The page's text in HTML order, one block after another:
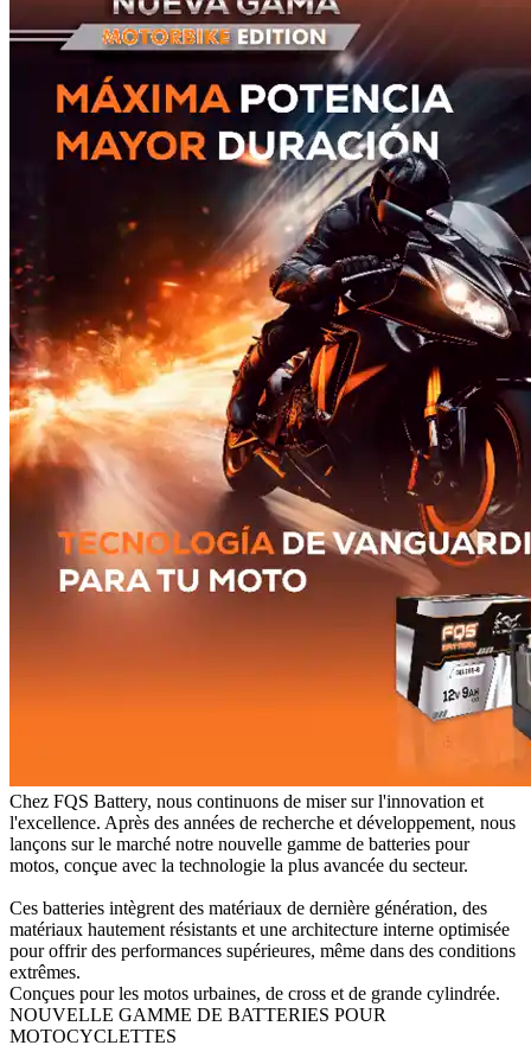
Chez FQS Battery, nous continuons de miser sur l'innovation et
l'excellence. Après des années de recherche et développement, nous
lançons sur le marché notre nouvelle gamme de batteries pour
motos, conçue avec la technologie la plus avancée du secteur.
Ces batteries intègrent des matériaux de dernière génération, des
matériaux hautement résistants et une architecture interne optimisée
pour offrir des performances supérieures, même dans des conditions
extrêmes.
Conçues pour les motos urbaines, de cross et de grande cylindrée.
NOUVELLE GAMME DE BATTERIES POUR
MOTOCYCLETTES